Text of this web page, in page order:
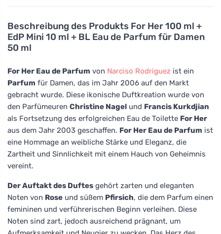
Beschreibung des Produkts For Her 100 ml +
EdP Mini 10 ml + BL Eau de Parfum für Damen
50 ml
For Her Eau de Parfum von Narciso Rodriguez ist ein
Parfum für Damen, das im Jahr 2006 auf den Markt
gebracht wurde. Diese ikonische Duftkreation wurde von
den Parfümeuren Christine Nagel und Francis Kurkdjian
als Fortsetzung des erfolgreichen Eau de Toilette For Her
aus dem Jahr 2003 geschaffen. For Her Eau de Parfum ist
eine Hommage an weibliche Stärke und Eleganz, die
Zartheit und Sinnlichkeit mit einem Hauch von Geheimnis
vereint.
Der Auftakt des Duftes gehört zarten und eleganten
Noten von Rose und süßem Pfirsich, die dem Parfum einen
femininen und verführerischen Beginn verleihen. Diese
Noten sind zart, jedoch ausreichend prägnant, um